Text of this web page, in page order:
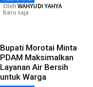
OlehWAHYUDI YAHYA
baru saja
Bupati Morotai Minta
PDAM Maksimalkan
Layanan Air Bersih
untuk Warga